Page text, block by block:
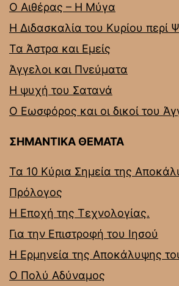
Ο Αιθέρας – Η Μύγα
Η Διδασκαλία του Κυρίου περί
Τα Άστρα και Εμείς
Άγγελοι και Πνεύματα
Η ψυχή του Σατανά
Ο Εωσφόρος και οι δικοί του
ΣΗΜΑΝΤΙΚΑ ΘΕΜΑΤΑ
Τα 10 Κύρια Σημεία της
Πρόλογος
Η Εποχή της Τεχνολογίας.
Για την Επιστροφή του Ιησού
Η Ερμηνεία της Αποκάλυψης
Ο Πολύ Αδύναμος